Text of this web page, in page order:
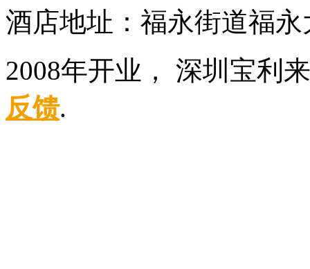
酒店地址：福永街道福
2008年开业， 深圳宝
反馈.